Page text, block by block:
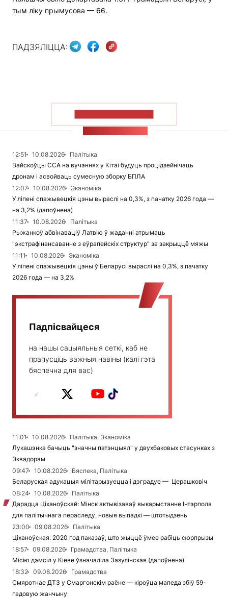
тым ліку прымусова — 66.
ПАДЗЯЛІЦЦА:
12:51 10.08.2026
Палітыка
Вайскоўцы ССА на вучэннях у Кітаі будуць процідзейнічаць
дронам і асвойваць сумесную зборку БПЛА
12:07
10.08.2026
Эканоміка
У ліпені спажывецкія цэны выраслі на 0,3%, з пачатку 2026 года —
на 3,2% (дапоўнена)
11:37
10.08.2026
Палітыка
Рыжанкоў абвінаваціў Латвію ў жаданні атрымаць
"экстрафінансаванне з еўрапейскіх структур" за закрыццё мяжы
11:11
10.08.2026
Эканоміка
У ліпені спажывецкія цэны ў Беларусі выраслі на 0,3%, з пачатку
2026 года — на 3,2%
Падпісвайцеся
на нашы сацыяльныя сеткі, каб не
прапусціць важныя навіны (калі гэта
бяспечна для вас)
11:01 10.08.2026
Палітыка, Эканоміка
Лукашэнка бачыць "значны патэнцыял" у двухбаковых стасунках з
Эквадорам
09:47
10.08.2026
Бяспека, Палітыка
Беларуская адукацыя мілітарызуецца і дэградуе — Церашковіч
08:24
10.08.2026
Палітыка
Дарадца Ціханоўскай: Мінск актывізаваў выкарыстанне Інтэрпола
для палітычнага пераследу, новыя выпадкі — штотыдзень
23:00
09.08.2026
Палітыка
Ціханоўская: 2020 год паказаў, што жыццё ўмее рабіць сюрпрызы
18:57
09.08.2026
Грамадства, Палітыка
Місію дэмсіл у Кіеве ўзначаліла Зазулінская (дапоўнена)
18:32
09.08.2026
Грамадства
Смяротнае ДТЗ у Смаргонскім раёне — кіроўца мапеда збіў 59-
гадовую жанчыну